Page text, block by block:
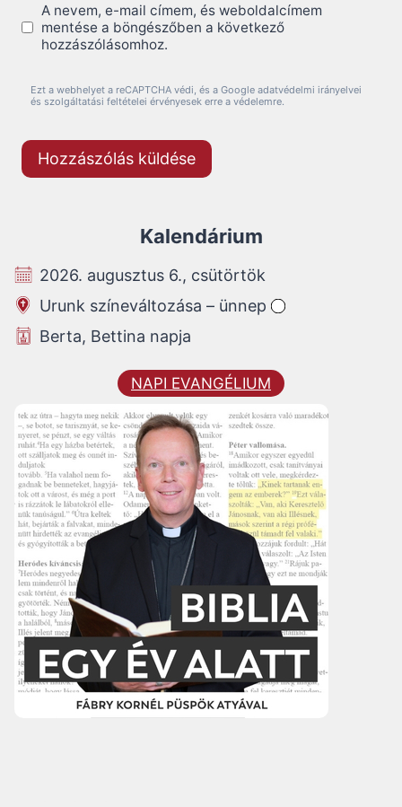
A nevem, e-mail címem, és weboldalcímem
mentése a böngészőben a következő
hozzászólásomhoz.
Ezt a webhelyet a reCAPTCHA védi, és a Google adatvédelmi irányelvei
és szolgáltatási feltételei érvényesek erre a védelemre.
Kalendárium
2026. augusztus 6., csütörtök
Urunk színeváltozása – ünnep
Berta, Bettina napja
NAPI EVANGÉLIUM